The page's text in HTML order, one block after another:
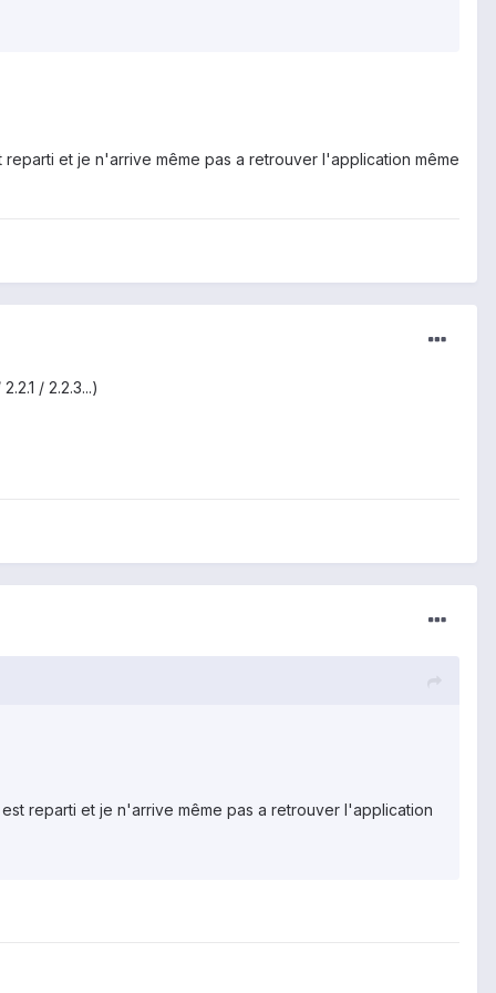
et je n'arrive même pas a retrouver l'application même
/ 2.2.3...)
reparti et je n'arrive même pas a retrouver l'application